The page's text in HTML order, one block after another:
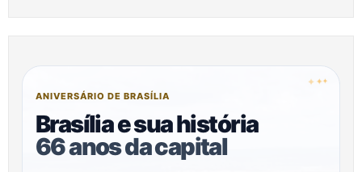
✦ ✦✦
ANIVERSÁRIO DE BRASÍLIA
Brasília e sua história
66 anos da capital